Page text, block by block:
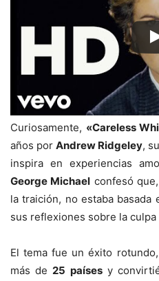
Curiosamente, «Careless
años porAndrew Ridgeley,
inspira en experiencias
George Michael confesó
la traición, no estaba
sus reflexiones sobre la culpa
El tema fue un éxito
más de25 paísesy